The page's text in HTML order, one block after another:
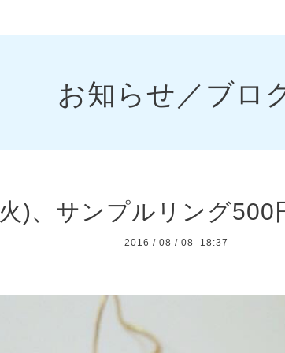
お知らせ／ブロ
)、サンプルリング500
2016 / 08 / 08 18:37